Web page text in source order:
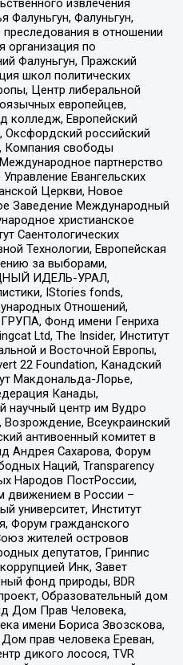
извлечения
Фалуньгун, Фалуньгун,
в отношении
организация по
Фалуньгун, Пражский
школ политических
Центр либеральной
европейцев,
колледж, Европейский
российский
Компания свободы
партнерство
Евангельских
Церкви, Новое
Заведение Международный
христианское
Саентологических
Технологии, Европейская
за выборами,
ИДЕЛЬ-УРАЛ,
IStories fonds,
Отношений,
Фонд имени Генриха
Ltd, The Insider, Институт
и Восточной Европы,
22 Foundation, Канадский
Макдональда-Лорье,
Канады,
центр им Вудро
Всеукраинский
антивоенный комитет в
Андрея Сахарова, Форум
Наций, Transparеncy
Народов ПостРоссии,
движением в России –
университет, Институт
Форум гражданского
жителей островов
депутатов, Гринпис
Инк, Завет
фонд природы, BDR
Образовательный дом
Дом Прав Человека,
имени Бориса Звозскова,
прав человека Ереван,
дикого лосося, TVR